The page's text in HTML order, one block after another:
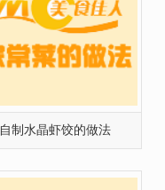
自制水晶虾饺的做法